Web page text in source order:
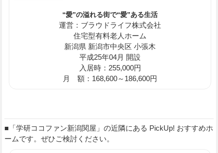
“愛”の溢れる街で“愛”ある生活
運営：ブラウドライフ株式会社
住宅型有料老人ホーム
新潟県 新潟市中央区 小張木
平成25年04月 開設
入居時：255,000円
月 額：168,600～186,600円
■「学研ココファン新潟関屋」の近隣にある PickUp! おすすめホ
ームです。ぜひご検討ください。